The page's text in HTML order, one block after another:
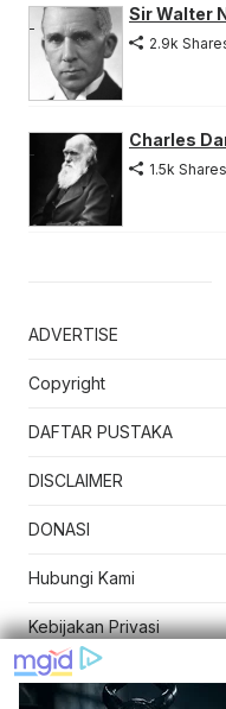
Sir Walter
2.9k
Charles
1.5k Shares
ADVERTISE
Copyright
DAFTAR PUSTAKA
DISCLAIMER
DONASI
Hubungi Kami
Kebijakan Privasi